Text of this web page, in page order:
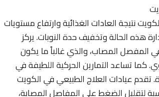
نتيجة العادات الغذائية وارتفاع مستويات
هذه الحالة وتخفيف حدة النوبات. يركز
المفصل المصاب، والذي غالباً ما يكون
كما تساعد التمارين الحركية اللطيفة في
تقدم عيادات العلاج الطبيعي في الكويت
لتقليل الضغط على المفاصل المصابة،